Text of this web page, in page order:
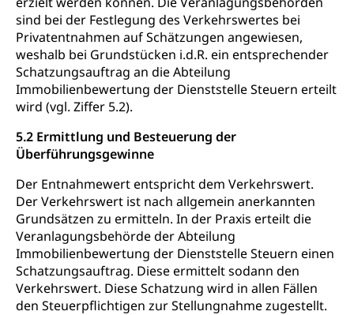
sind bei der Festlegung des Verkehrswertes bei
Privatentnahmen auf Schätzungen angewiesen,
weshalb bei Grundstücken i.d.R. ein entsprechender
Schatzungsauftrag an die Abteilung
Immobilienbewertung der Dienststelle Steuern erteilt
wird (vgl. Ziffer 5.2).
5.2 Ermittlung und Besteuerung der
Überführungsgewinne
Der Entnahmewert entspricht dem Verkehrswert.
Der Verkehrswert ist nach allgemein anerkannten
Grundsätzen zu ermitteln. In der Praxis erteilt die
Veranlagungsbehörde der Abteilung
Immobilienbewertung der Dienststelle Steuern einen
Schatzungsauftrag. Diese ermittelt sodann den
Verkehrswert. Diese Schatzung wird in allen Fällen
den Steuerpflichtigen zur Stellungnahme zugestellt.